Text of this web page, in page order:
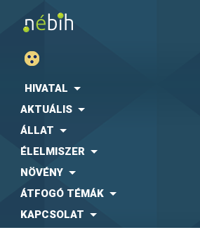
HIVATAL
AKTUÁLIS
ÁLLAT
ÉLELMISZER
NÖVÉNY
ÁTFOGÓ TÉMÁK
KAPCSOLAT